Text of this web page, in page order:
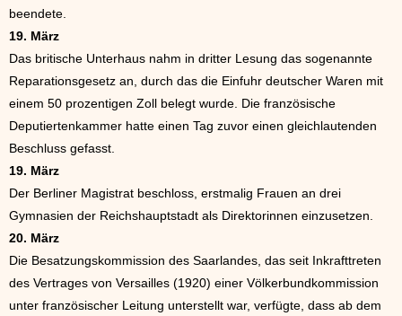
beendete.
19. März
Das britische Unterhaus nahm in dritter Lesung das sogenannte
Reparationsgesetz an, durch das die Einfuhr deutscher Waren mit
einem 50 prozentigen Zoll belegt wurde. Die französische
Deputiertenkammer hatte einen Tag zuvor einen gleichlautenden
Beschluss gefasst.
19. März
Der Berliner Magistrat beschloss, erstmalig Frauen an drei
Gymnasien der Reichshauptstadt als Direktorinnen einzusetzen.
20. März
Die Besatzungskommission des Saarlandes, das seit Inkrafttreten
des Vertrages von Versailles (1920) einer Völkerbundkommission
unter französischer Leitung unterstellt war, verfügte, dass ab dem